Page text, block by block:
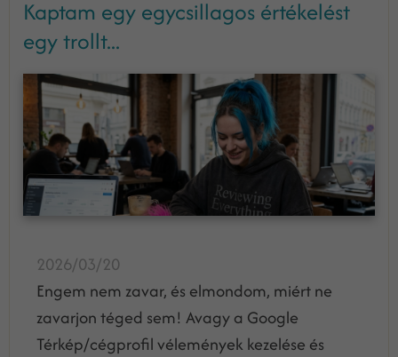
Kaptam egy egycsillagos értékelést
egy trollt...
2026/03/20
Engem nem zavar, és elmondom, miért ne
zavarjon téged sem! Avagy a Google
Térkép/cégprofil vélemények kezelése és